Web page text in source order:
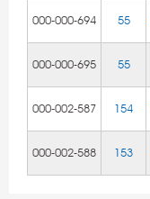
000-000-694 55
000-000-695 55
000-002-587 154
000-002-588 153